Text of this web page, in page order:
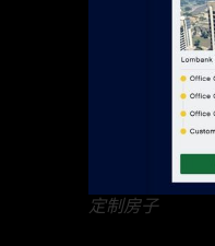
定制房子